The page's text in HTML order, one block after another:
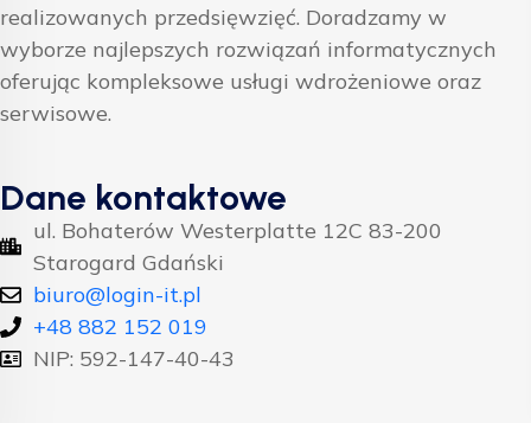
realizowanych przedsięwzięć. Doradzamy w
wyborze najlepszych rozwiązań informatycznych
oferując kompleksowe usługi wdrożeniowe oraz
serwisowe.
Dane kontaktowe
ul. Bohaterów Westerplatte 12C 83-200
Starogard Gdański
biuro@login-it.pl
+48 882 152 019
NIP: 592-147-40-43